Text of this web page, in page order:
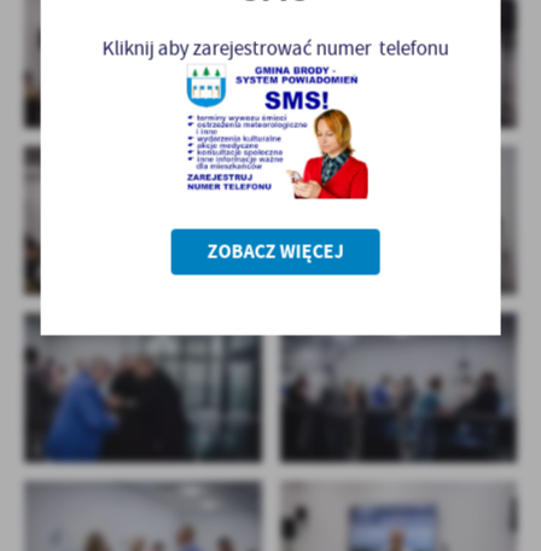
Kliknij aby zarejestrować numer telefonu
ZOBACZ WIĘCEJ